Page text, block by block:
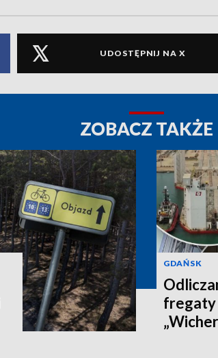
UDOSTĘPNIJ NA X
ZOBACZ TAKŻE
GDAŃSK
fregaty